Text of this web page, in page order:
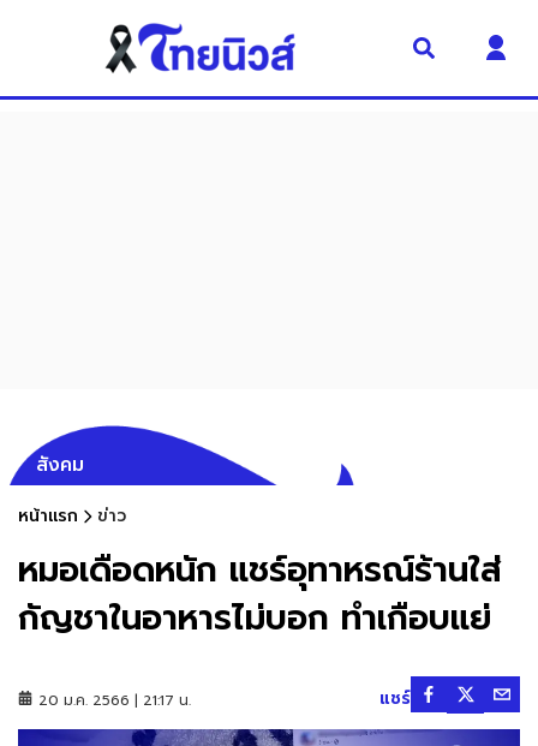
สังคม
หน้าแรก ข่าว
หมอเดือดหนัก แชร์อุทาหรณ์ร้านใส่
กัญชาในอาหารไม่บอก ทำเกือบแย่
20 ม.ค. 2566 | 21:17 น. แชร์